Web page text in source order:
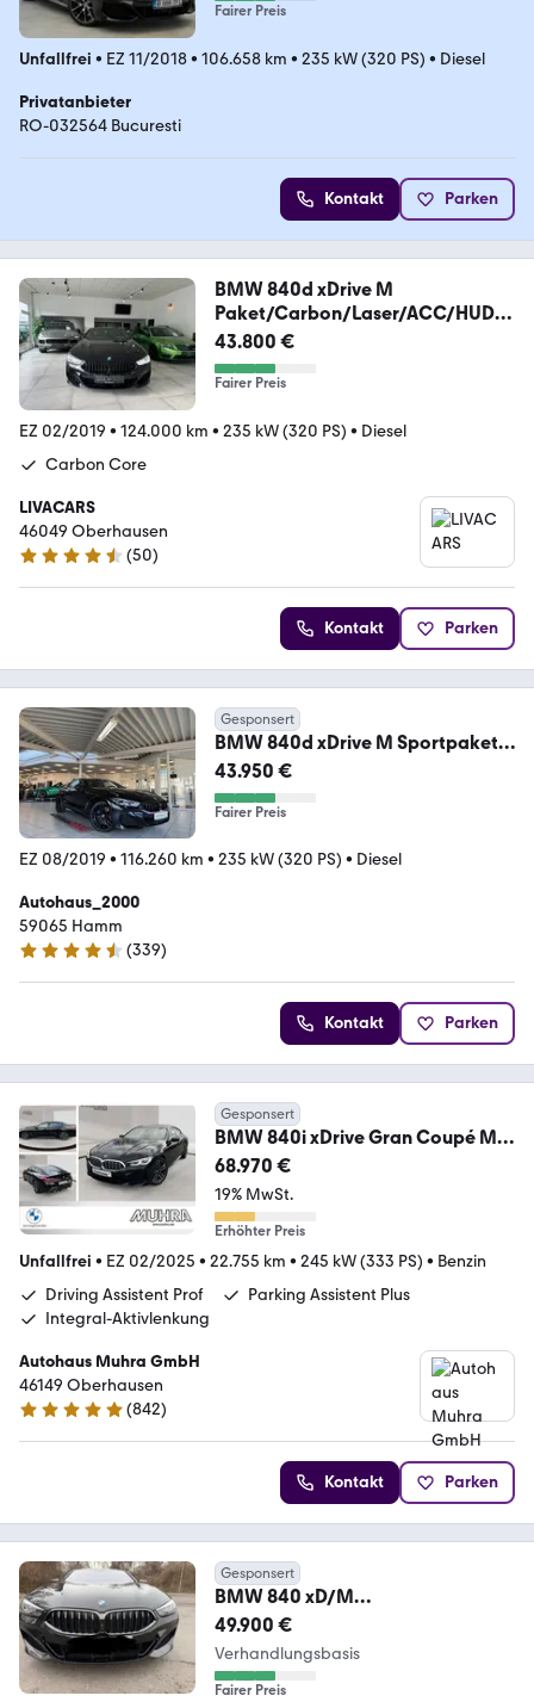
Fairer Preis
Unfallfrei • EZ 11/2018• 106.658 km • 235 kW (320 PS) • Diesel
Privatanbieter
RO-032564 Bucuresti
Kontakt Parken
BMW 840d xDrive M
Paket/Carbon/Laser/ACC/HUD/
HK/VOLL
43.800 €
Fairer Preis
EZ 02/2019 • 124.000 km • 235 kW (320 PS) • Diesel
Carbon Core
LIVACARS
46049 Oberhausen
4.7 Sterne
(50)
Kontakt Parken
Gesponsert
BMW 840d xDrive M Sportpaket
LASER/HUD/360°/SOFT CL.
43.950 €
Fairer Preis
EZ 08/2019 • 116.260 km • 235 kW (320 PS) • Diesel
Autohaus_2000
59065 Hamm
4.6 Sterne
(339)
Kontakt Parken
Gesponsert
BMW 840i xDrive Gran Coupé M
Sport 19" Pano Wärmekom
68.970 €
19% MwSt.
Erhöhter Preis
Unfallfrei • EZ 02/2025 • 22.755 km • 245 kW (333 PS) • Benzin
Driving Assistent Prof
Parking Assistent Plus
Integral-Aktivlenkung
Autohaus Muhra GmbH
46149 Oberhausen
4.8 Sterne
(842)
Kontakt Parken
Gesponsert
BMW 840 xD/M
Paket/Standheizung/Vollausstatt
ung!
49.900 €
Verhandlungsbasis
Fairer Preis